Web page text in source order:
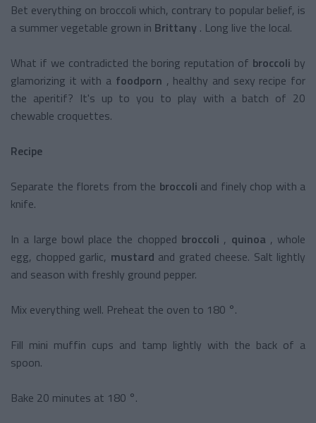
Bet everything on broccoli which, contrary to popular belief, is
a summer vegetable grown in Brittany . Long live the local.
What if we contradicted the boring reputation of broccoli by
glamorizing it with a foodporn , healthy and sexy recipe for
the aperitif? It's up to you to play with a batch of 20
chewable croquettes.
Recipe
Separate the florets from the broccoli and finely chop with a
knife.
In a large bowl place the chopped broccoli , quinoa , whole
egg, chopped garlic, mustard and grated cheese. Salt lightly
and season with freshly ground pepper.
Mix everything well. Preheat the oven to 180 °.
Fill mini muffin cups and tamp lightly with the back of a
spoon.
Bake 20 minutes at 180 °.